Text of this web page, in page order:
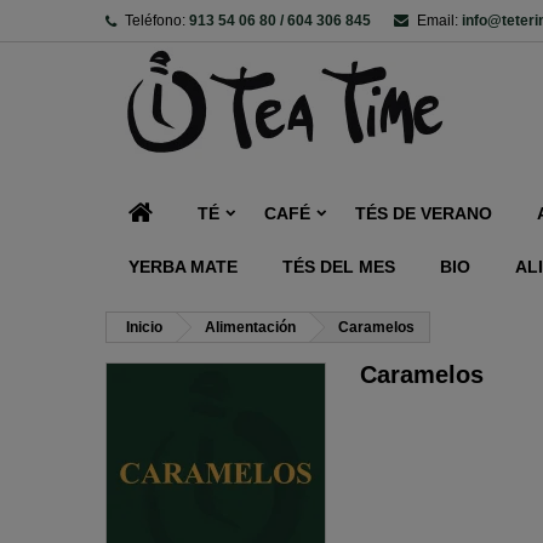
Teléfono: 913 54 06 80 / 604 306 845 Email:
TÉ CAFÉ TÉS DE VERANO
YERBA MATE TÉS DEL MES BIO
Inicio Alimentación Caramelos
Caramelos